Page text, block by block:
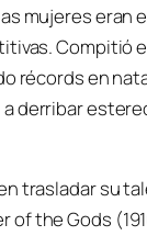
mujeres
Compitió
récords en
derribar
trasladar su
of the Gods